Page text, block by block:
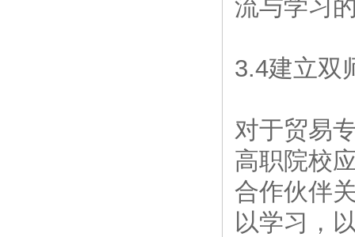
流与学习
3.4建立双
对于贸易
高职院校
合作伙伴
以学习，